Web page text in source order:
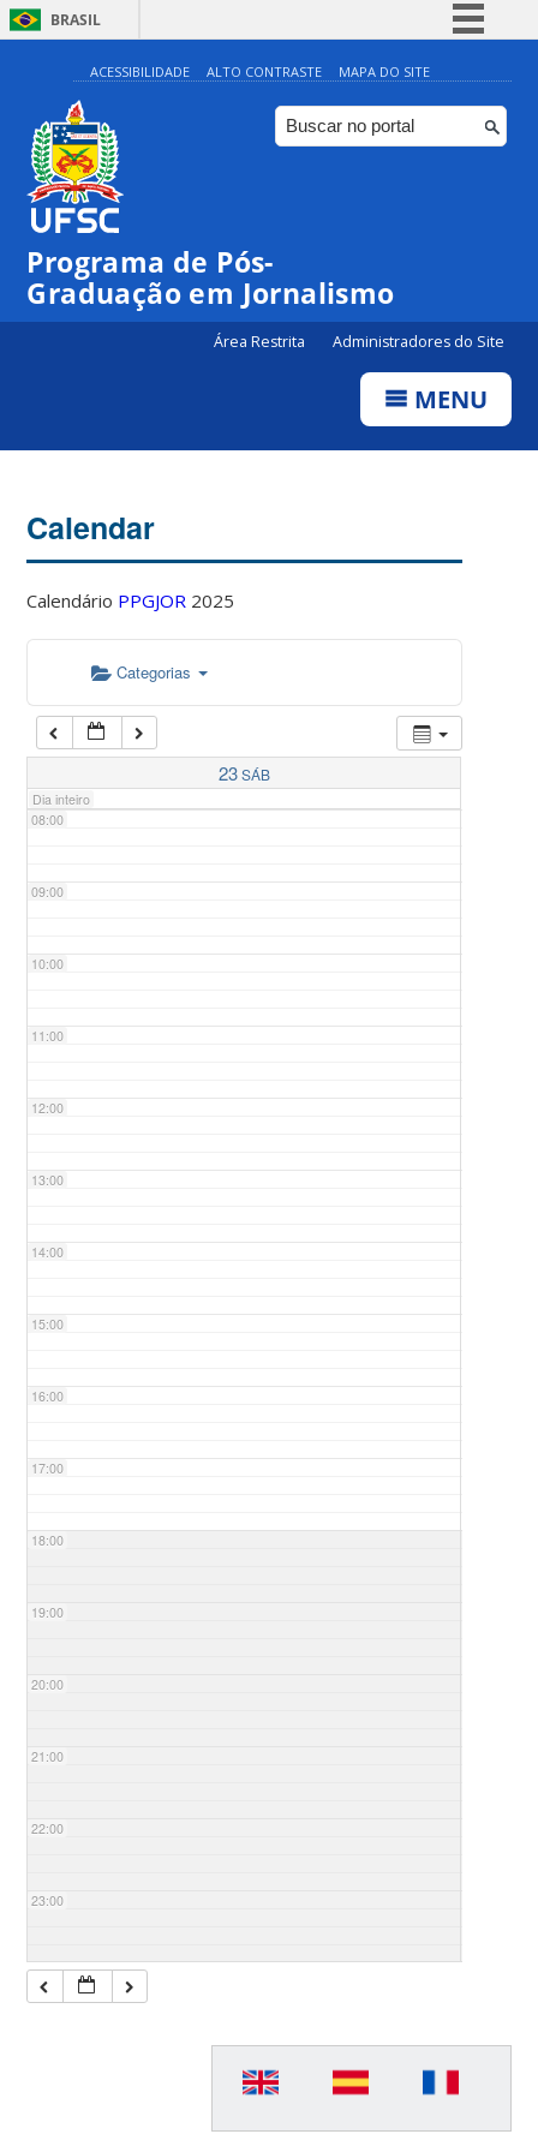
BRASIL
Simplifique!
Comunica BR
Participe
ACESSIBILIDADE ALTO CONTRASTE MAPA DO SITE
Programa de Pós-
Graduação em Jornalismo
Área Restrita Administradores do Site
MENU
Calendar
Calendário PPGJOR 2025
Categorias
23SÁB
Dia inteiro
04:00
05:00
07:00
08:00
09:00
10:00
11:00
12:00
13:00
14:00
15:00
16:00
17:00
18:00
19:00
20:00
21:00
22:00
23:00